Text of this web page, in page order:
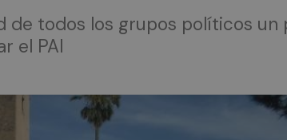
de todos los grupos políticos
el PAI